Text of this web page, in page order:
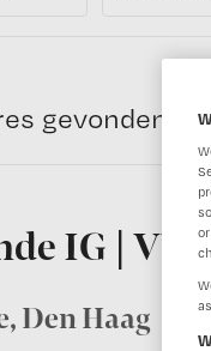
gevonden
IG |
, Den Haag